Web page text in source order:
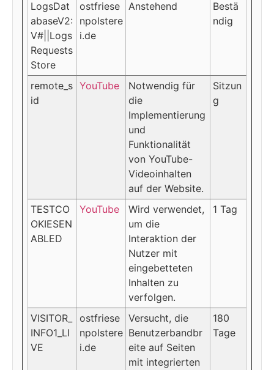
LogsDat
abaseV2:
V#||Logs
Requests
Store
ostfriese
npolstere
i.de
Anstehend
Bestä
ndig
remote_s
id
YouTube
Notwendig für
die
Implementierung
und
Funktionalität
von YouTube-
Videoinhalten
auf der Website.
Sitzun
g
TESTCO
OKIESEN
ABLED
YouTube
Wird verwendet,
um die
Interaktion der
Nutzer mit
eingebetteten
Inhalten zu
verfolgen.
1 Tag
VISITOR_
INFO1_LI
VE
ostfriese
npolstere
i.de
Versucht, die
Benutzerbandbr
eite auf Seiten
mit integrierten
180
Tage